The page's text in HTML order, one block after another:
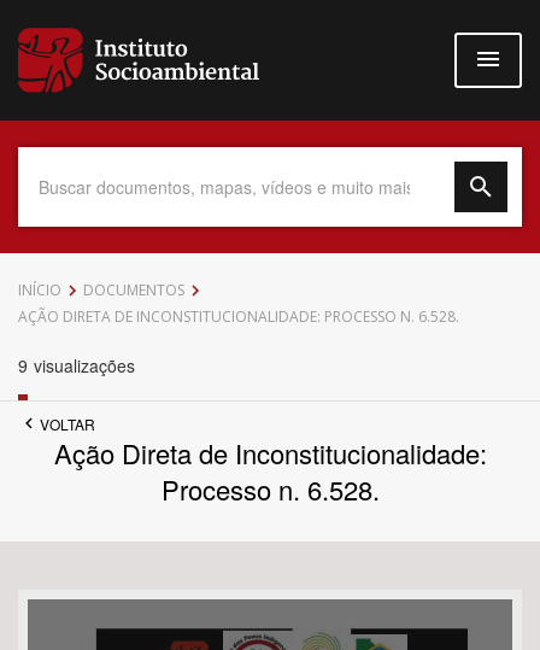
para
conteúdo
Data do Documento
Até
Bioma / Bacia
INÍCIO
DOCUMENTOS
AÇÃO DIRETA DE INCONSTITUCIONALIDADE: PROCESSO N. 6.528.
9 visualizações
VOLTAR
Ação Direta de Inconstitucionalidade:
Processo n. 6.528.